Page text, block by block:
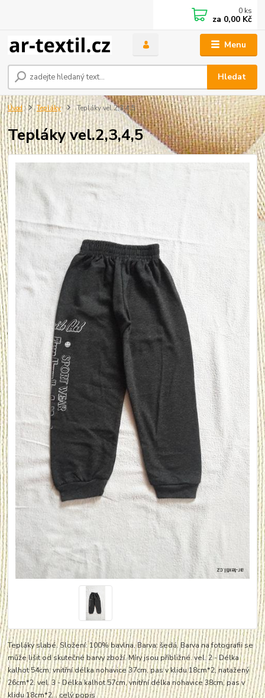
Menu
Hledat
0 ks
za 0,00 Kč
Úvod Tepláky Tepláky vel.2,3,4,5
Tepláky vel.2,3,4,5
Tepláky slabé. Složení: 100% bavlna, Barva: šedá. Barva na fotografii se
může lišit od skutečné barvy zboží. Míry jsou přibližné. vel. 2 - Délka
kalhot 54cm, vnitřní délka nohavice 37cm, pas v klidu 18cm*2, natažený
26cm*2. vel. 3 - Délka kalhot 57cm, vnitřní délka nohavice 38cm, pas v
klidu 18cm*2...celý popis